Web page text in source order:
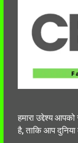
हमारा उद्देश्य
है, ताकि आप